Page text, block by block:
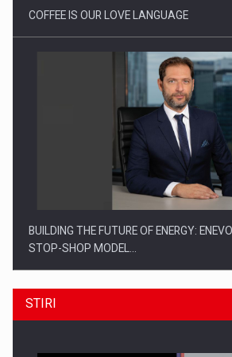
COFFEE IS OUR LOVE LANGUAGE
BUILDING THE FUTURE OF ENERGY:
STOP-SHOP MODEL…
STIRI